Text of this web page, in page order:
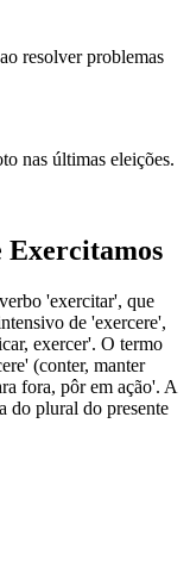
resolver problemas
nas últimas eleições.
Exercitamos
'exercitar', que
de 'exercere',
exercer'. O termo
(conter, manter
fora, pôr em ação'. A
do plural do presente